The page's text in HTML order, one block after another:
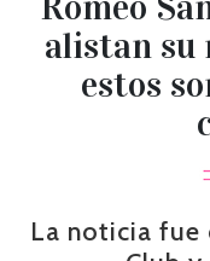
alistan su
estos
La noticia fue